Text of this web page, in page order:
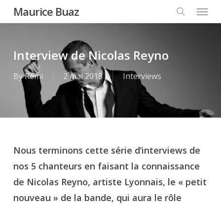
Maurice Buaz
search
Menu
Interview de Nicolas Reyno
ByRémi 2 mai 2018 Interviews
Nous terminons cette série d’interviews de
nos 5 chanteurs en faisant la connaissance
de Nicolas Reyno, artiste Lyonnais, le « petit
nouveau » de la bande, qui aura le rôle